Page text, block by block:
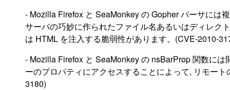
- Mozilla Firefox と SeaMonkey の Gopher パーサには
サーバの巧妙に作られたファイル名あるいはディレク
は HTML を注入する脆弱性があります。(CVE-2010-
- Mozilla Firefox と SeaMonkey の nsBarProp 関数に
ーのプロパティにアクセスすることによって, リモー
3180)